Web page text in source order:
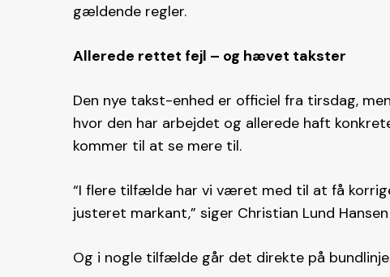
gældende regler.
Allerede rettet fejl – og hævet takster
Den nye takst-enhed er officiel fra tirsdag,
hvor den har arbejdet og allerede haft
kommer til at se mere til.
“I flere tilfælde har vi været med til at få
justeret markant,” siger Christian Lund Hansen
Og i nogle tilfælde går det direkte på